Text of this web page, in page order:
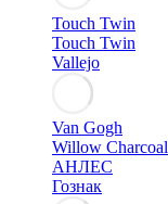
Touch Twin
Touch Twin
Vallejo
Van Gogh
Willow Charcoal
АНЛЕС
Гознак